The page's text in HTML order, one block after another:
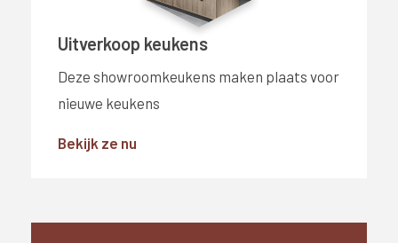
Uitverkoop keukens
Deze showroomkeukens maken plaats voor
nieuwe keukens
Bekijk ze nu